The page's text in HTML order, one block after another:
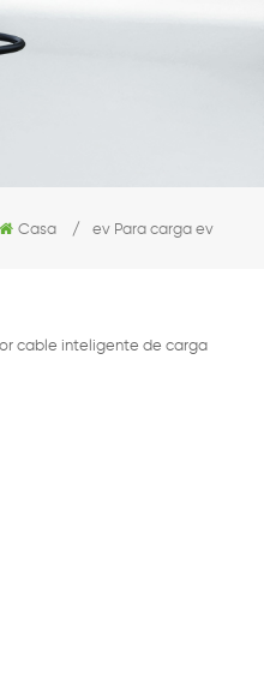
Casa / ev Para carga ev
cable inteligente de carga